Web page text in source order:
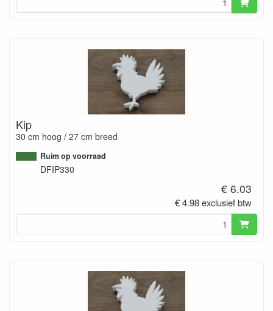
Kip
30 cm hoog / 27 cm breed
Ruim op voorraad
DFIP330
€ 6.03
€ 4.98 exclusief btw